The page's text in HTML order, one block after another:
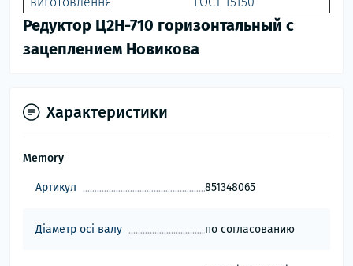
Редуктор Ц2Н-710 горизонтальный с
зацеплением Новикова
Характеристики
Memory
Артикул 851348065
Діаметр осі валу по согласованию